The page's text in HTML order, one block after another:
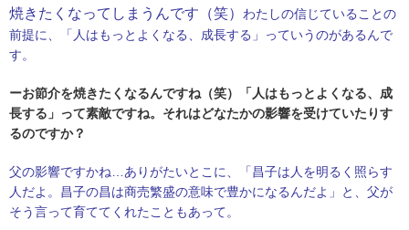
焼きたくなってしまうんです（笑） わたしの信じていることの
前提に、「人はもっとよくなる、成長する」っていうのがあるんで
す。
ーお節介を焼きたくなるんですね（笑）「人はもっとよくなる、成
長する」って素敵ですね。それはどなたかの影響を受けていたりす
るのですか？
父の影響ですかね…ありがたいとこに、「昌子は人を明るく照らす
人だよ。昌子の昌は商売繁盛の意味で豊かになるんだよ」と、父が
そう言って育ててくれたこともあって。